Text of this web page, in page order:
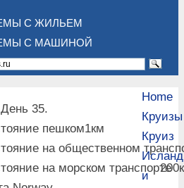
С ЖИЛЬЕМ
С МАШИНОЙ
Home
Круизы
Круиз
и
35.
1км